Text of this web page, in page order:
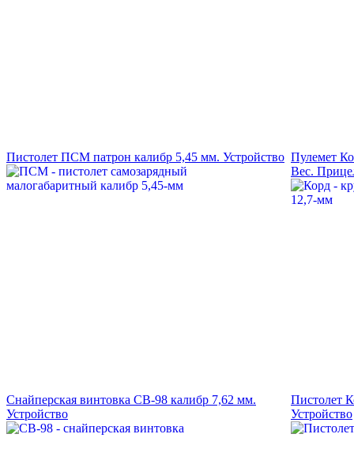
Пистолет ПСМ патрон калибр 5,45 мм. Устройство Пулемет
Вес.
Снайперская винтовка СВ-98 калибр 7,62 мм.
Устройство
Пистолет
Устройство